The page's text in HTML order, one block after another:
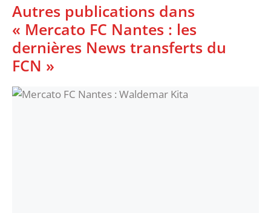
Autres publications dans
« Mercato FC Nantes : les
dernières News transferts du
FCN »